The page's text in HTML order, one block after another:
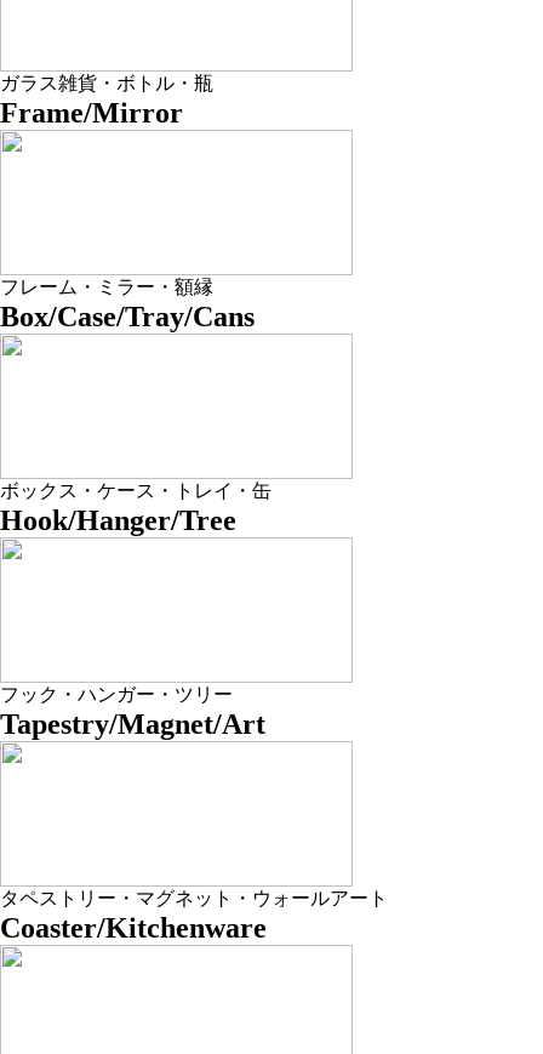
ガラス雑貨・ボトル・瓶
Frame/Mirror
フレーム・ミラー・額縁
Box/Case/Tray/Cans
ボックス・ケース・トレイ・缶
Hook/Hanger/Tree
フック・ハンガー・ツリー
Tapestry/Magnet/Art
タペストリー・マグネット・ウォールアート
Coaster/Kitchenware